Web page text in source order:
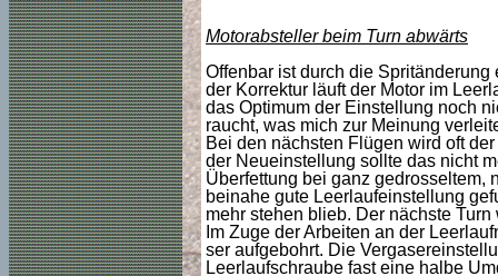
Motorabsteller beim Turn abwärts
Offenbar ist durch die
der Korrektur läuft der Motor im
das Optimum der Einstellung noch
raucht, was mich zur Meinung
Bei den nächsten Flügen wird oft
der Neueinstellung sollte das nicht
Überfettung bei ganz gedrosseltem,
beinahe gute Leerlaufeinstellung
mehr stehen blieb. Der nächste
Im Zuge der Arbeiten an der
ser aufgebohrt. Die
Leerlaufschraube fast eine halbe